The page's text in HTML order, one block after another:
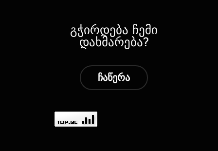
გჭირდება ჩემი
დახმარება?
ჩაწერა